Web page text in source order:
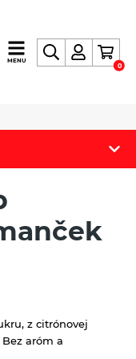
MENU
0
z citrónovej
aróm a